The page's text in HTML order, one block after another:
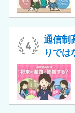
通信制
りでは